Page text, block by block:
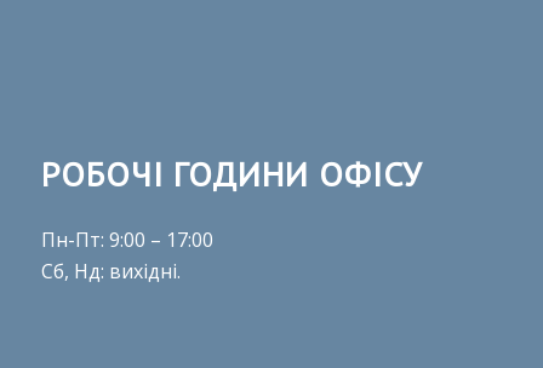
РОБОЧІ ГОДИНИ ОФІСУ
Пн-Пт: 9:00 – 17:00
Сб, Нд: вихідні.